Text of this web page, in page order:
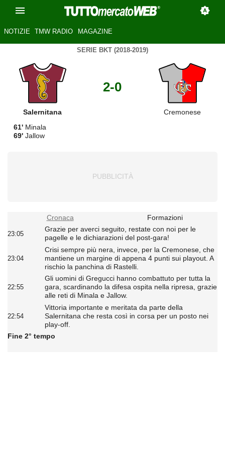
NOTIZIE TMW RADIO MAGAZINE
SERIE BKT (2018-2019)
Salernitana
2-0
Cremonese
61' Minala
69' Jallow
Cronaca Formazioni
23:05
Grazie per averci seguito, restate con noi per le
pagelle e le dichiarazioni del post-gara!
23:04
Crisi sempre più nera, invece, per la Cremonese, che
mantiene un margine di appena 4 punti sui playout. A
rischio la panchina di Rastelli.
22:55
Gli uomini di Gregucci hanno combattuto per tutta la
gara, scardinando la difesa ospita nella ripresa, grazie
alle reti di Minala e Jallow.
22:54
Vittoria importante e meritata da parte della
Salernitana che resta così in corsa per un posto nei
play-off.
Fine 2° tempo